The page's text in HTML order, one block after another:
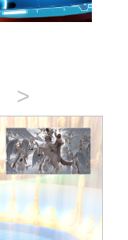
>